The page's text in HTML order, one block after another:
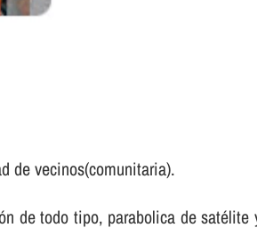
de vecinos(comunitaria).
de todo tipo, parabolica de